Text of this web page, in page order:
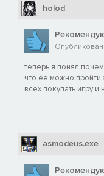
holod
теперь я понял
что ее можно пройти
всех покупать игру
asmodeus.exe